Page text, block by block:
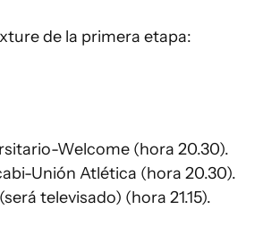
de la primera etapa:
Welcome (hora 20.30).
Unión Atlética (hora 20.30).
televisado) (hora 21.15).